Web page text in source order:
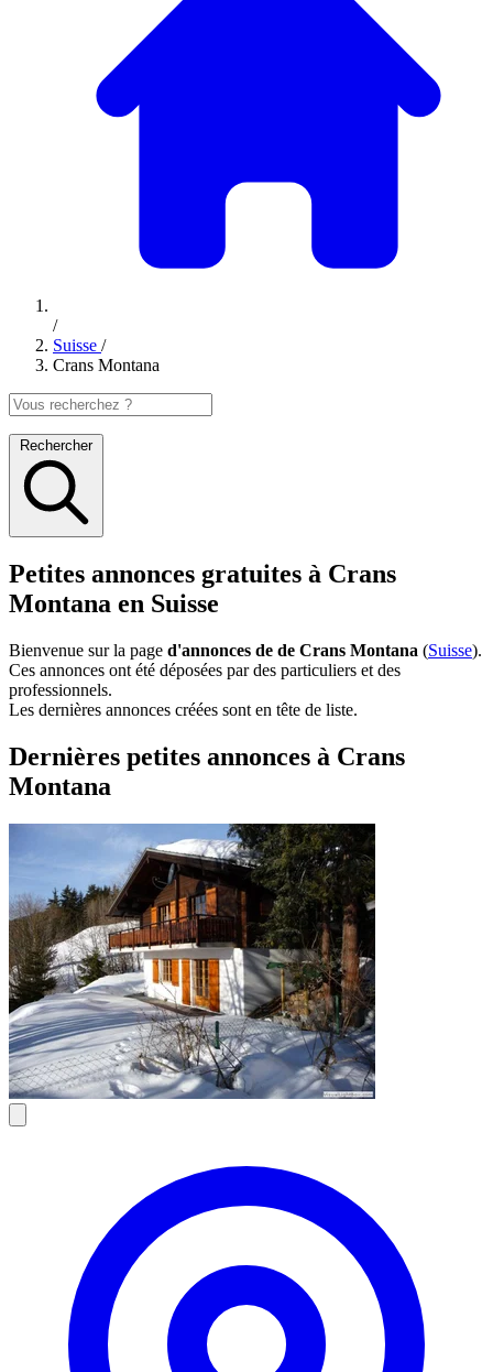
/
Suisse /
Crans Montana
Rechercher
Petites annonces gratuites à Crans
Montana en Suisse
Bienvenue sur la page d'annonces de de Crans Montana (Suisse).
Ces annonces ont été déposées par des particuliers et des
professionnels.
Les dernières annonces créées sont en tête de liste.
Dernières petites annonces à Crans
Montana